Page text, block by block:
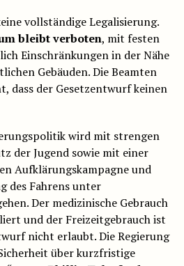
vollständige Legalisierung.
bleibt verboten, mit festen
Einschränkungen in der Nähe
Gebäuden. Die Beamten
dass der Gesetzentwurf keinen
wird mit strengen
der Jugend sowie mit einer
Aufklärungskampagne und
des Fahrens unter
Der medizinische Gebrauch
und der Freizeitgebrauch ist
nicht erlaubt. Die Regierung
über kurzfristige